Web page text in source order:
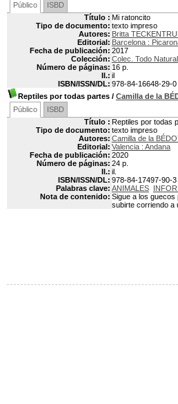
Público
ISBD
Título : Mi ratoncito
Tipo de documento: texto impreso
Autores: Britta
Editorial: Barcelona :
Fecha de publicación: 2017
Colección: Colec. Todo
Número de páginas: 16 p.
Il.: il
ISBN/ISSN/DL: 978-84-16648-29-0
Reptiles por todas partes / Camilla de la
Público
ISBD
Título : Reptiles por todas
Tipo de documento: texto impreso
Autores: Camilla de la
Editorial: Valencia : Andana
Fecha de publicación: 2020
Número de páginas: 24 p.
Il.: il.
ISBN/ISSN/DL: 978-84-17497-90-3
Palabras clave: ANIMALES
Nota de contenido: Sigue a los
subirte corriendo a